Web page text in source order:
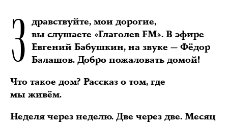
З дравствуйте, мои дорогие,
вы слушаете «Глаголев FM». В эфире
Евгений Бабушкин, на звуке — Фёдор
Балашов. Добро пожаловать домой!
Что такое дом? Рассказ о том, где
мы живём.
Неделя через неделю. Две через две. Месяц